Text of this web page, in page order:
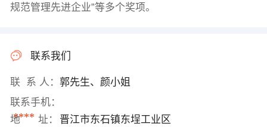
规范管理先进企业”等多个奖项。
联系我们
联 系 人： 郭先生、颜小姐
联系手机：
****
地 址： 晋江市东石镇东埕工业区